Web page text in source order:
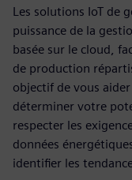
Les solutions IoT de
puissance de la
basée sur le cloud,
de production
objectif de vous
déterminer votre
respecter les
données
identifier les